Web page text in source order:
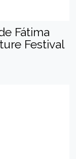
Fátima
Festival